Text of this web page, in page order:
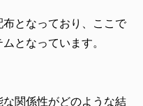
となっており、ここで
となっています。
関係性がどのような結